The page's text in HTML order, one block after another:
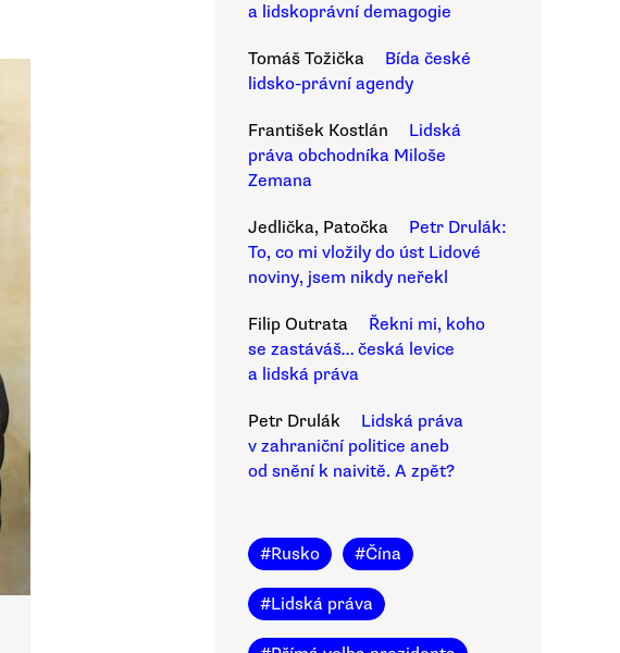
a lidskoprávní demagogie
Tomáš Tožička
Bída české
lidsko-právní agendy
František Kostlán
Lidská
práva obchodníka Miloše
Zemana
Jedlička, Patočka
Petr Drulák:
To, co mi vložily do úst Lidové
noviny, jsem nikdy neřekl
Filip Outrata
Řekni mi, koho
se zastáváš… česká levice
a lidská práva
Petr Drulák
Lidská práva
v zahraniční politice aneb
od snění k naivitě. A zpět?
#Rusko #Čína
#Lidská práva